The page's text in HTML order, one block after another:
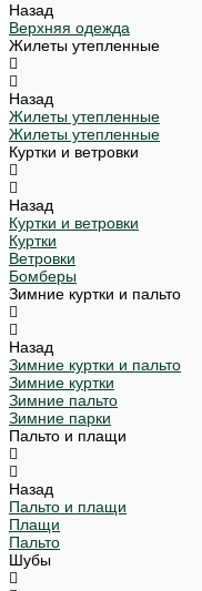
Назад
Верхняя одежда
Жилеты утепленные
Назад
Жилеты утепленные
Жилеты утепленные
Куртки и ветровки
Назад
Куртки и ветровки
Куртки
Ветровки
Бомберы
Зимние куртки и пальто
Назад
Зимние куртки и пальто
Зимние куртки
Зимние пальто
Зимние парки
Пальто и плащи
Назад
Пальто и плащи
Плащи
Пальто
Шубы